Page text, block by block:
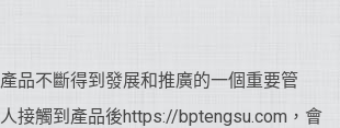
品不斷得到發展和推廣的一個重要管
接觸到產品後https://bptengsu.com，會